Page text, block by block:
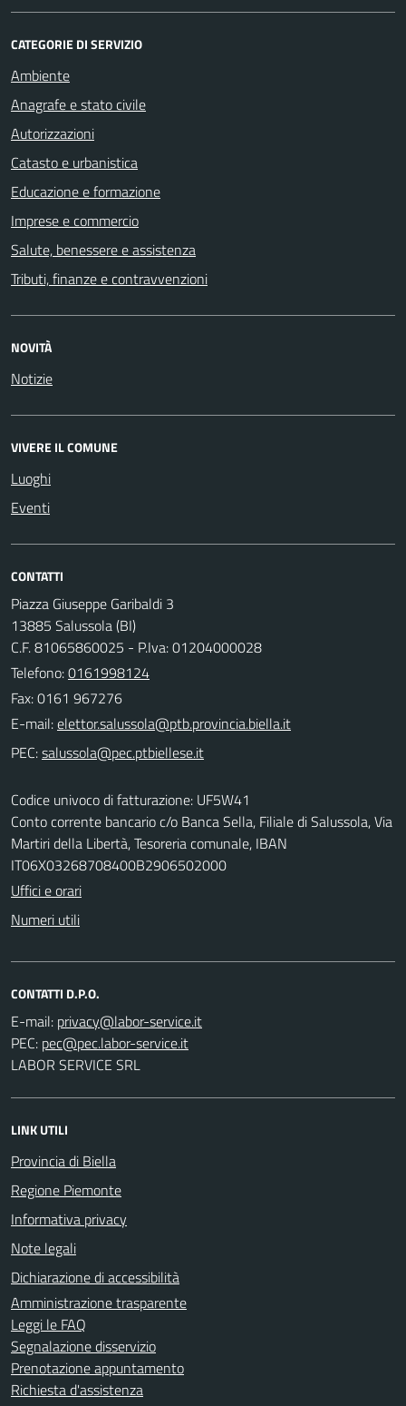
CATEGORIE DI SERVIZIO
Ambiente
Anagrafe e stato civile
Autorizzazioni
Catasto e urbanistica
Educazione e formazione
Imprese e commercio
Salute, benessere e assistenza
Tributi, finanze e contravvenzioni
NOVITÀ
Notizie
VIVERE IL COMUNE
Luoghi
Eventi
CONTATTI
Piazza Giuseppe Garibaldi 3
13885 Salussola (BI)
C.F. 81065860025 - P.Iva: 01204000028
Telefono:0161998124
Fax: 0161 967276
E-mail:
PEC:
Codice univoco di fatturazione: UF5W41
Conto corrente bancario c/o Banca Sella, Filiale di Salussola, Via
Martiri della Libertà, Tesoreria comunale, IBAN
IT06X03268708400B2906502000
Uffici e orari
Numeri utili
CONTATTI D.P.O.
E-mail:
PEC:
LABOR SERVICE SRL
LINK UTILI
Provincia di Biella
Regione Piemonte
Informativa privacy
Note legali
Dichiarazione di accessibilità
Amministrazione trasparente
Leggi le FAQ
Segnalazione disservizio
Prenotazione appuntamento
Richiesta d'assistenza